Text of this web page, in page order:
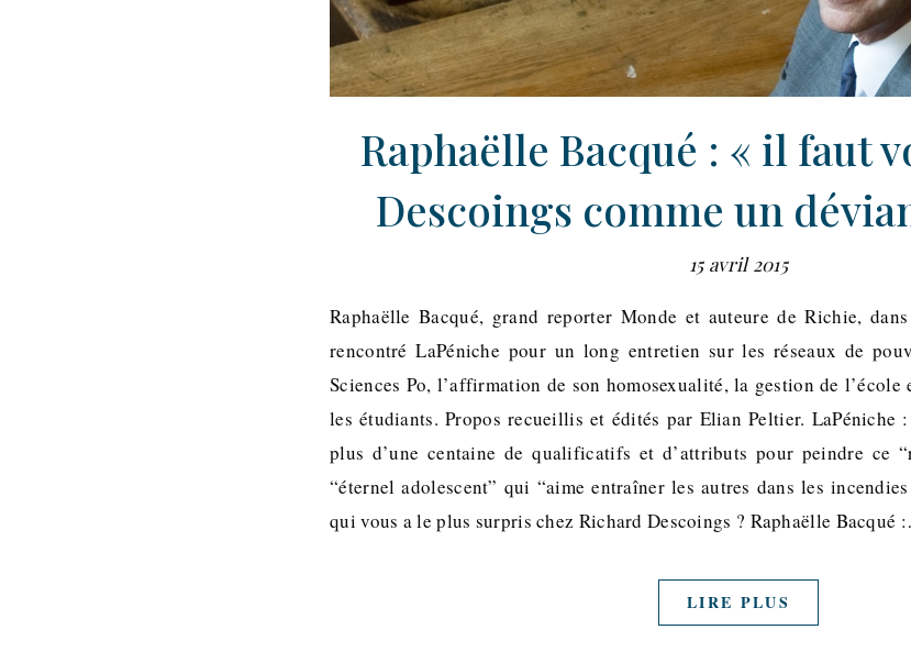
Raphaëlle Bacqué : « il faut
Descoings comme un
15 avril 2015
Raphaëlle Bacqué, grand reporter Monde et auteure de Richie,
rencontré LaPéniche pour un long entretien sur les réseaux de
Sciences Po, l’affirmation de son homosexualité, la gestion de
les étudiants. Propos recueillis et édités par Elian Peltier. LaPéniche
plus d’une centaine de qualificatifs et d’attributs pour peindre ce
“éternel adolescent” qui “aime entraîner les autres dans les
qui vous a le plus surpris chez Richard Descoings ? Raphaëlle Bacqué
LIRE PLUS